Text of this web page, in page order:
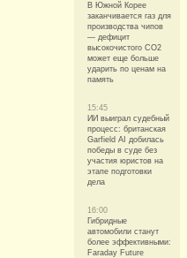
В Южной Корее
заканчивается газ для
производства чипов
— дефицит
высокочистого CO2
может еще больше
ударить по ценам на
память
15:45
ИИ выиграл судебный
процесс: британская
Garfield AI добилась
победы в суде без
участия юристов на
этапе подготовки
дела
16:00
Гибридные
автомобили станут
более эффективными:
Faraday Future